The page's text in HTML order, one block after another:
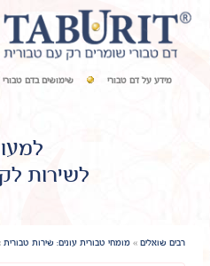
מידע על דם טבורי שימושים בדם טבורי
לשירות
רבים שואלים » מומחי טבורית עונים: שירות טבורית